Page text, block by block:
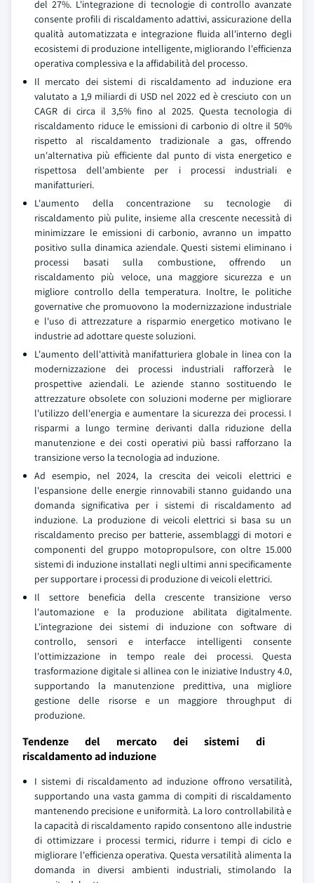
del 27%. L'integrazione di tecnologie di controllo avanzate
consente profili di riscaldamento adattivi, assicurazione della
qualità automatizzata e integrazione fluida all'interno degli
ecosistemi di produzione intelligente, migliorando l'efficienza
operativa complessiva e la affidabilità del processo.
Il mercato dei sistemi di riscaldamento ad induzione era
valutato a 1,9 miliardi di USD nel 2022 ed è cresciuto con un
CAGR di circa il 3,5% fino al 2025. Questa tecnologia di
riscaldamento riduce le emissioni di carbonio di oltre il 50%
rispetto al riscaldamento tradizionale a gas, offrendo
un'alternativa più efficiente dal punto di vista energetico e
rispettosa dell'ambiente per i processi industriali e
manifatturieri.
L'aumento della concentrazione su tecnologie di
riscaldamento più pulite, insieme alla crescente necessità di
minimizzare le emissioni di carbonio, avranno un impatto
positivo sulla dinamica aziendale. Questi sistemi eliminano i
processi basati sulla combustione, offrendo un
riscaldamento più veloce, una maggiore sicurezza e un
migliore controllo della temperatura. Inoltre, le politiche
governative che promuovono la modernizzazione industriale
e l'uso di attrezzature a risparmio energetico motivano le
industrie ad adottare queste soluzioni.
L'aumento dell'attività manifatturiera globale in linea con la
modernizzazione dei processi industriali rafforzerà le
prospettive aziendali. Le aziende stanno sostituendo le
attrezzature obsolete con soluzioni moderne per migliorare
l'utilizzo dell'energia e aumentare la sicurezza dei processi. I
risparmi a lungo termine derivanti dalla riduzione della
manutenzione e dei costi operativi più bassi rafforzano la
transizione verso la tecnologia ad induzione.
Ad esempio, nel 2024, la crescita dei veicoli elettrici e
l'espansione delle energie rinnovabili stanno guidando una
domanda significativa per i sistemi di riscaldamento ad
induzione. La produzione di veicoli elettrici si basa su un
riscaldamento preciso per batterie, assemblaggi di motori e
componenti del gruppo motopropulsore, con oltre 15.000
sistemi di induzione installati negli ultimi anni specificamente
per supportare i processi di produzione di veicoli elettrici.
Il settore beneficia della crescente transizione verso
l'automazione e la produzione abilitata digitalmente.
L'integrazione dei sistemi di induzione con software di
controllo, sensori e interfacce intelligenti consente
l'ottimizzazione in tempo reale dei processi. Questa
trasformazione digitale si allinea con le iniziative Industry 4.0,
supportando la manutenzione predittiva, una migliore
gestione delle risorse e un maggiore throughput di
produzione.
Tendenze del mercato dei sistemi di
riscaldamento ad induzione
I sistemi di riscaldamento ad induzione offrono versatilità,
supportando una vasta gamma di compiti di riscaldamento
mantenendo precisione e uniformità. La loro controllabilità e
la capacità di riscaldamento rapido consentono alle industrie
di ottimizzare i processi termici, ridurre i tempi di ciclo e
migliorare l'efficienza operativa. Questa versatilità alimenta la
domanda in diversi ambienti industriali, stimolando la